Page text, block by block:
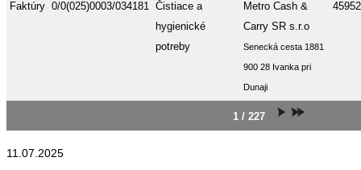
Faktúry 0/0(025)0003/034181 Čistiace a
hygienické
potreby
Metro Cash &
Carry SR s.r.o
Senecká cesta 1881
900 28 Ivanka pri
Dunaji
1 / 227
11.07.2025